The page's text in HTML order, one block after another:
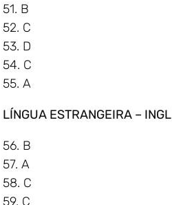
51. B
52. C
53. D
54. C
55. A
LÍNGUA ESTRANGEIRA –
56. B
57. A
58. C
59. C